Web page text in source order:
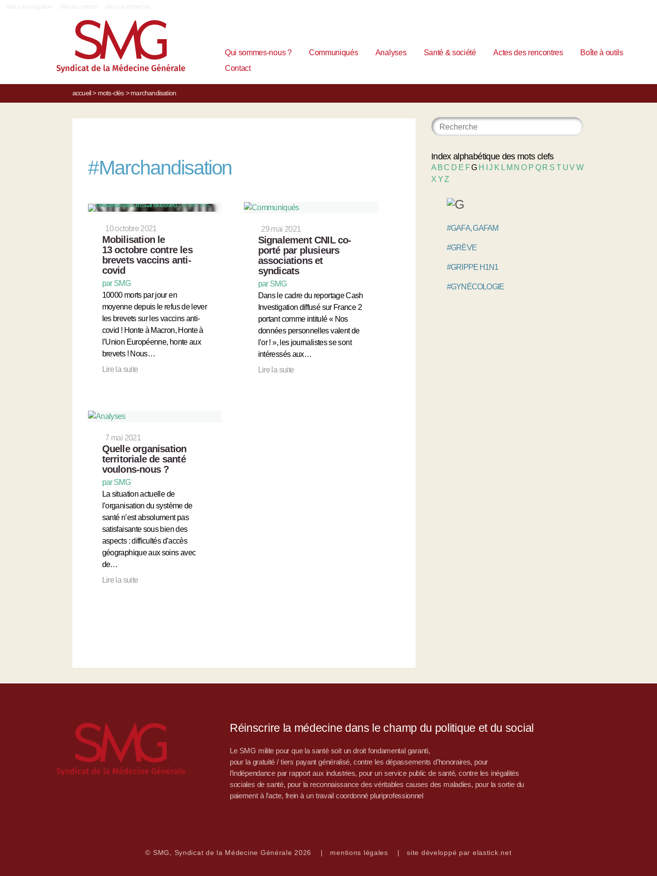
Qui sommes-nous ? Communiqués Analyses Santé & société Actes des rencontres
Boîte à outils
Contact
accueil> mots-clés> marchandisation
#Marchandisation
10 octobre 2021
Mobilisation le
13 octobre contre les
brevets vaccins anti-
covid
par SMG
10000 morts par jour en
moyenne depuis le refus de lever
les brevets sur les vaccins anti-
covid ! Honte à Macron, Honte à
l’Union Européenne, honte aux
brevets ! Nous…
Lire la suite
29 mai 2021
Signalement CNIL co-
porté par plusieurs
associations et
syndicats
par SMG
Dans le cadre du reportage Cash
Investigation diffusé sur France 2
portant comme intitulé « Nos
données personnelles valent de
l’or ! », les journalistes se sont
intéressés aux…
Lire la suite
7 mai 2021
Quelle organisation
territoriale de santé
voulons-nous ?
par SMG
La situation actuelle de
l’organisation du système de
santé n’est absolument pas
satisfaisante sous bien des
aspects : difficultés d’accès
géographique aux soins avec
de…
Lire la suite
Index alphabétique des mots clefs
A BC D E FG H IJ K L M NO P Q R S T UVW
X YZ
#GAFA, GAFAM
#GRÈVE
#GRIPPE H1N1
#GYNÉCOLOGIE
Réinscrire la médecine dans le champ du politique et du social
Le SMG milite pour que la santé soit un droit fondamental garanti,
pour la gratuité / tiers payant généralisé, contre les dépassements d’honoraires, pour
l’indépendance par rapport aux industries, pour un service public de santé, contre les inégalités
sociales de santé, pour la reconnaissance des véritables causes des maladies, pour la sortie du
paiement à l’acte, frein à un travail coordonné pluriprofessionnel
© SMG, Syndicat de la Médecine Générale 2026 | mentions légales | site développé par elastick.net